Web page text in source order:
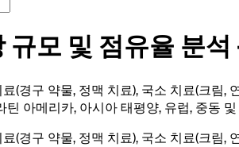
규모 및 점유율 분
(경구 약물, 정맥 치료), 국소 치료(크림,
틴 아메리카, 아시아 태평양, 유럽, 중동
(경구 약물, 정맥 치료), 국소 치료(크림,